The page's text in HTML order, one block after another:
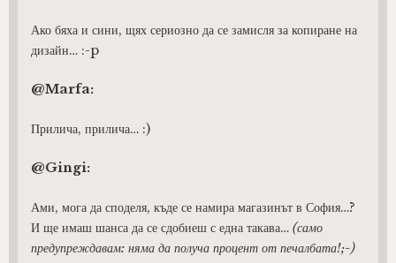
Ако бяха и сини, щях сериозно да се замисля за копиране на
дизайн… :-p
@Marfa:
Прилича, прилича… :)
@Gingi:
Ами, мога да споделя, къде се намира магазинът в София…?
И ще имаш шанса да се сдобиеш с една такава… (само
предупреждавам: няма да получа процент от печалбата!;-)